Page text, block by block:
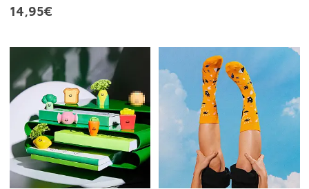
14,95€